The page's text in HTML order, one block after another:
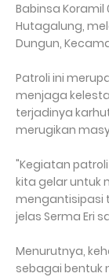
Babinsa Koramil
Hutagalung,
Dungun,
Patroli ini
menjaga
terjadinya
merugikan
"Kegiatan
kita gelar untuk
mengantisipasi
jelas Serma Eri
Menurutnya,
sebagai bentuk